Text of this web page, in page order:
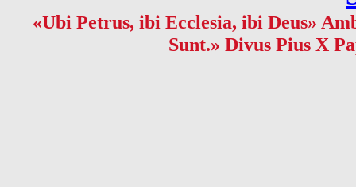
«Ubi Petrus, ibi Ecclesia, ibi Deus»
Sunt.» Divus Pius X